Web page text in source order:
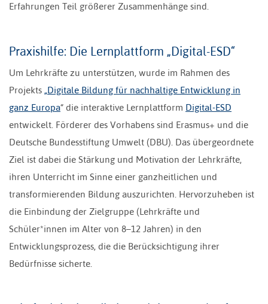
Erfahrungen Teil größerer Zusammenhänge sind.
Praxishilfe: Die Lernplattform „Digital-ESD“
Um Lehrkräfte zu unterstützen, wurde im Rahmen des
Projekts „Digitale Bildung für nachhaltige Entwicklung in
ganz Europa“ die interaktive Lernplattform Digital-ESD
entwickelt. Förderer des Vorhabens sind Erasmus+ und die
Deutsche Bundesstiftung Umwelt (DBU). Das übergeordnete
Ziel ist dabei die Stärkung und Motivation der Lehrkräfte,
ihren Unterricht im Sinne einer ganzheitlichen und
transformierenden Bildung auszurichten. Hervorzuheben ist
die Einbindung der Zielgruppe (Lehrkräfte und
Schüler*innen im Alter von 8–12 Jahren) in den
Entwicklungsprozess, die die Berücksichtigung ihrer
Bedürfnisse sicherte.